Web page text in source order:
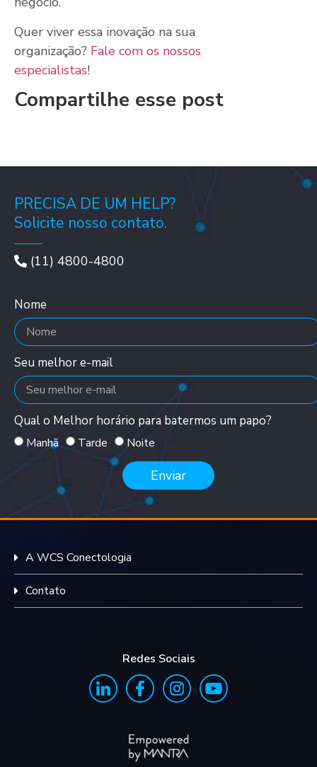
Quer viver essa inovação na sua
organização? Fale com os nossos
especialistas!
Compartilhe esse post
PRECISA DE UM HELP?
Solicite nosso contato.
(11) 4800-4800
Nome
Seu melhor e-mail
Qual o Melhor horário para batermos um papo?
Manhã Tarde Noite
Enviar
A WCS Conectologia
Contato
Redes Sociais